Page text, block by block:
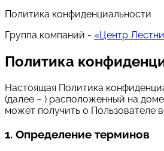
Политика конфиденциальности
Группа компаний - «Центр
Политика
Настоящая Политика
(далее – ) расположенный на
может получить о Пользователе
1. Определение терминов